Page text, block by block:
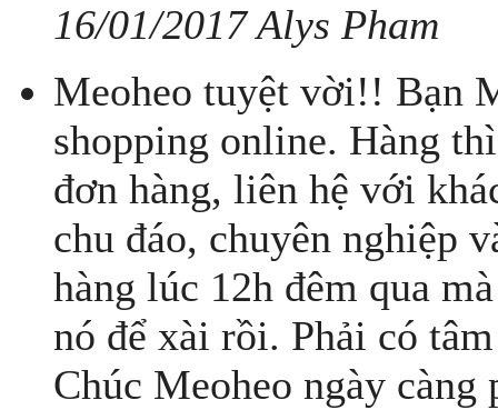
16/01/2017 Alys Pham
Meoheo tuyệt vời!! Bạn
shopping online. Hàng
đơn hàng, liên hệ với
chu đáo, chuyên nghiệp
hàng lúc 12h đêm qua
nó để xài rồi. Phải có
Chúc Meoheo ngày